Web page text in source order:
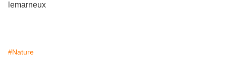
lemarneux
#Nature